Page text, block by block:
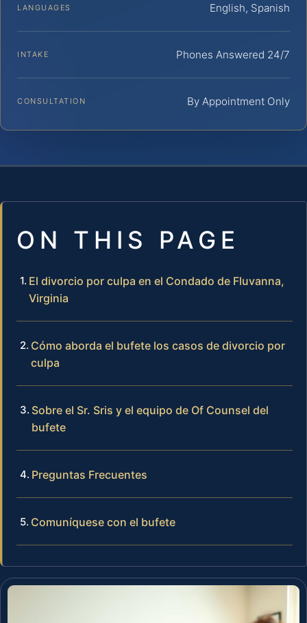
LANGUAGES English, Spanish
INTAKE Phones Answered 24/7
CONSULTATION By Appointment Only
ON THIS PAGE
El divorcio por culpa en el Condado de Fluvanna,
Virginia
Cómo aborda el bufete los casos de divorcio por
culpa
Sobre el Sr. Sris y el equipo de Of Counsel del
bufete
Preguntas Frecuentes
Comuníquese con el bufete